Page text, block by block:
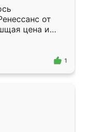
от
цена и
Приехавший
самый
1